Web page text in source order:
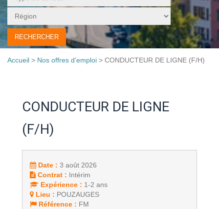
Accueil > Nos offres d’emploi > CONDUCTEUR DE LIGNE (F/H)
CONDUCTEUR DE LIGNE
(F/H)
Date : 3 août 2026
Contrat : Intérim
Expérience : 1-2 ans
Lieu : POUZAUGES
Référence : FM